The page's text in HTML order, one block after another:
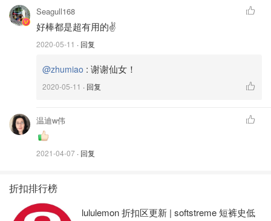
4.lysol消毒喷雾
使用方便，一喷即可，可以杀灭大部分常见微生物病原体。
缺点是这款香味太太太浓了，喷完之后我都要躲得远远的🤪
Seagull168
好棒都是超有用的✌️
2020-05-11 · 回复
@zhumiao : 谢谢仙女！
2020-05-11 · 回复
温迪w伟
2021-04-07 · 回复
折扣排行榜
lululemon 折扣区更新 | softstreme 短裤史低